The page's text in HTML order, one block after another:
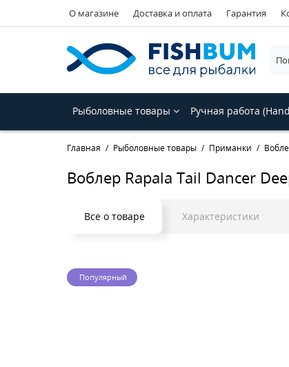
О магазине Доставка и оплата Гарантия
Рыболовные товары Ручная работа
Главная Рыболовные товары Приманки
Воблер Rapala Tail Dancer
Все о товаре Характеристики
Популярный